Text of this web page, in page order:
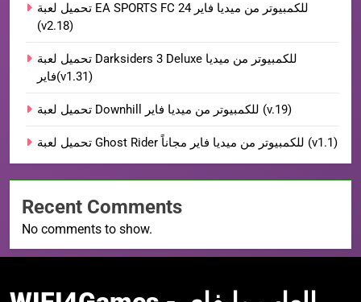
تحميل لعبة EA SPORTS FC 24 للكمبيوتر من ميديا فاير
(v2.18)
تحميل لعبة Darksiders 3 Deluxe للكمبيوتر من ميديا
فاير(v1.31)
تحميل لعبة Downhill للكمبيوتر من ميديا فاير (v.19)
تحميل لعبة Ghost Rider للكمبيوتر من ميديا فاير مجاناً (v1.1)
Recent Comments
No comments to show.
WIFI4Games العاب